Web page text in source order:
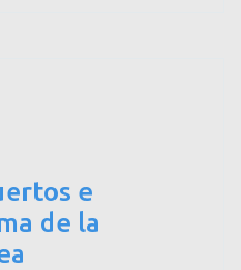
e
de la